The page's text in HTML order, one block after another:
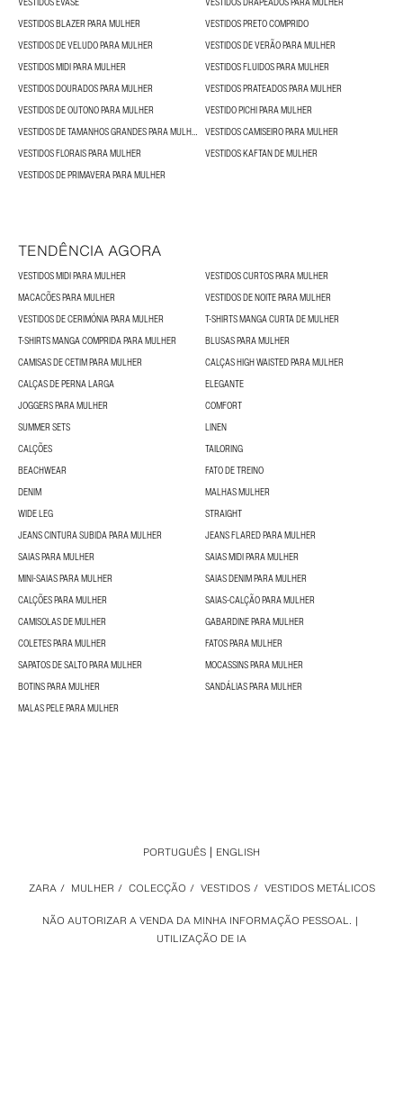
VESTIDOS BLAZER PARA MULHER
VESTIDOS PRETO COMPRIDO
VESTIDOS DE VELUDO PARA MULHER
VESTIDOS DE VERÃO PARA MULHER
VESTIDOS MIDI PARA MULHER
VESTIDOS FLUIDOS PARA MULHER
VESTIDOS DOURADOS PARA MULHER
VESTIDOS PRATEADOS PARA MULHER
VESTIDOS DE OUTONO PARA MULHER
VESTIDO PICHI PARA MULHER
VESTIDOS DE TAMANHOS GRANDES PARA MULHER VESTIDOS CAMISEIRO PARA MULHER
VESTIDOS FLORAIS PARA MULHER
VESTIDOS KAFTAN DE MULHER
VESTIDOS DE PRIMAVERA PARA MULHER
TENDÊNCIA AGORA
VESTIDOS MIDI PARA MULHER
VESTIDOS CURTOS PARA MULHER
MACACÕES PARA MULHER
VESTIDOS DE NOITE PARA MULHER
VESTIDOS DE CERIMÓNIA PARA MULHER
T-SHIRTS MANGA CURTA DE MULHER
T-SHIRTS MANGA COMPRIDA PARA MULHER
BLUSAS PARA MULHER
CAMISAS DE CETIM PARA MULHER
CALÇAS HIGH WAISTED PARA MULHER
CALÇAS DE PERNA LARGA
ELEGANTE
JOGGERS PARA MULHER
COMFORT
SUMMER SETS
LINEN
CALÇÕES
TAILORING
BEACHWEAR
FATO DE TREINO
DENIM
MALHAS MULHER
WIDE LEG
STRAIGHT
JEANS CINTURA SUBIDA PARA MULHER
JEANS FLARED PARA MULHER
SAIAS PARA MULHER
SAIAS MIDI PARA MULHER
MINI-SAIAS PARA MULHER
SAIAS DENIM PARA MULHER
CALÇÕES PARA MULHER
SAIAS-CALÇÃO PARA MULHER
CAMISOLAS DE MULHER
GABARDINE PARA MULHER
COLETES PARA MULHER
FATOS PARA MULHER
SAPATOS DE SALTO PARA MULHER
MOCASSINS PARA MULHER
BOTINS PARA MULHER
SANDÁLIAS PARA MULHER
MALAS PELE PARA MULHER
NÃO AUTORIZAR A VENDA DA MINHA INFORMAÇÃO PESSOAL.
UTILIZAÇÃO DE IA
ZARA / MULHER / COLECÇÃO / VESTIDOS / VESTIDOS METÁLICOS
PORTUGUÊS ENGLISH